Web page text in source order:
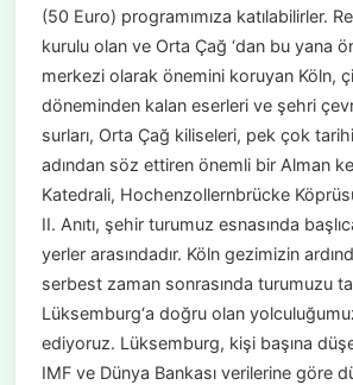
(50 Euro) programımıza katılabilirler.
kurulu olan ve Orta Çağ ‘dan bu yana
merkezi olarak önemini koruyan Köln,
döneminden kalan eserleri ve şehri
surları, Orta Çağ kiliseleri, pek çok tarihi
adından söz ettiren önemli bir Alman
Katedrali, Hochenzollernbrücke
II. Anıtı, şehir turumuz esnasında
yerler arasındadır. Köln gezimizin
serbest zaman sonrasında turumuzu
Lüksemburg‘a doğru olan
ediyoruz. Lüksemburg, kişi başına
IMF ve Dünya Bankası verilerine göre